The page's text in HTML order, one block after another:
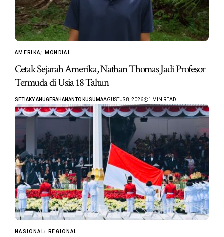
AMERIKA MONDIAL
Cetak Sejarah Amerika, Nathan Thomas Jadi Profesor
Termuda di Usia 18 Tahun
SETIAKY ANUGERAHANANTO KUSUMAAGUSTUS 8, 2026 1 MIN READ
NASIONAL REGIONAL